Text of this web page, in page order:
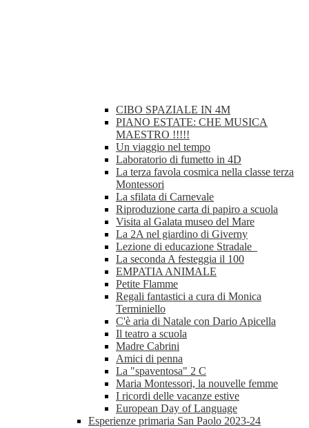
CIBO SPAZIALE IN 4M
PIANO ESTATE: CHE MUSICA
MAESTRO !!!!!
Un viaggio nel tempo
Laboratorio di fumetto in 4D
La terza favola cosmica nella classe terza
Montessori
La sfilata di Carnevale
Riproduzione carta di papiro a scuola
Visita al Galata museo del Mare
La 2A nel giardino di Giverny
Lezione di educazione Stradale
La seconda A festeggia il 100
EMPATIA ANIMALE
Petite Flamme
Regali fantastici a cura di Monica
Terminiello
C'è aria di Natale con Dario Apicella
Il teatro a scuola
Madre Cabrini
Amici di penna
La "spaventosa" 2 C
Maria Montessori, la nouvelle femme
I ricordi delle vacanze estive
European Day of Language
Esperienze primaria San Paolo 2023-24